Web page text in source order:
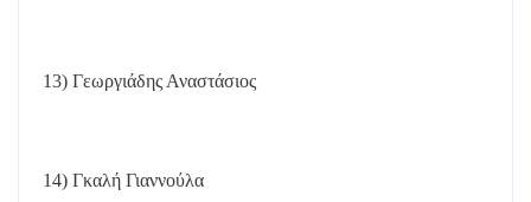
13) Γεωργιάδης Αναστάσιος
14) Γκαλή Γιαννούλα